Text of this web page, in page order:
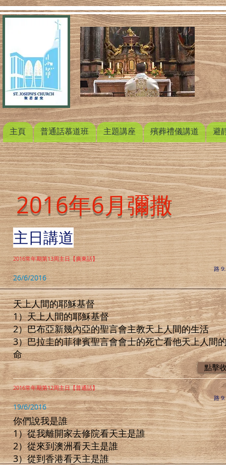
主頁 普通話慕道班 主題講座 殯葬禮儀講道 避
2016年6月彌撒
主日講道
2016常年期第13周主日【廣東話】
路
26/6/2016
天上人間的耶穌基督
1）天上人間的耶穌基督
2）巴布亞新幾內亞的聖言會主教天上人間的生活
3）巴拉圭的菲律賓聖言會會士的死亡看他天上人間
命
點擊
2016常年期第12周主日【普通話】
路
19/6/2016
你們說我是誰
1）從我離開家去修院看天主是誰
2）從來到澳洲看天主是誰
3）從到香港看天主是誰